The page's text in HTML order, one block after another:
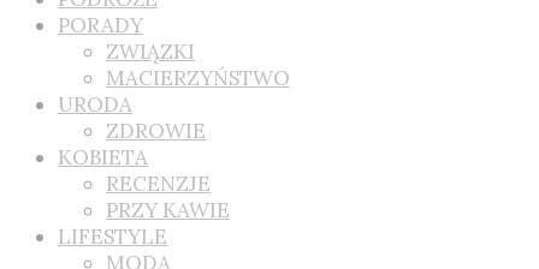
PORADY
ZWIĄZKI
MACIERZYŃSTWO
URODA
ZDROWIE
KOBIETA
RECENZJE
PRZY KAWIE
LIFESTYLE
MODA